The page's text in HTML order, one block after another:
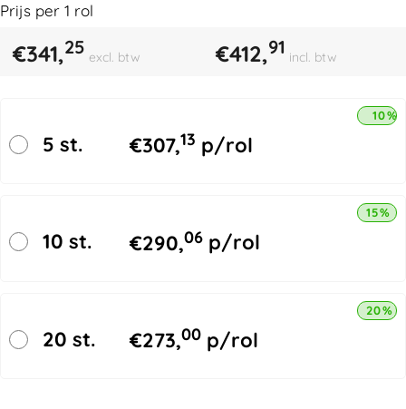
Prijs per 1 rol
€341,25 excl. btw €412,91 incl. btw
5 st. €307,13 p/rol
10%
10 st. €290,06 p/rol
15%
20 st. €273,00 p/rol
20%